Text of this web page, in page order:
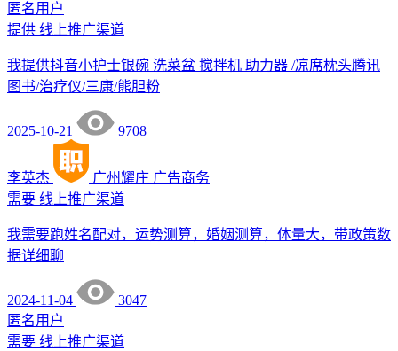
匿名用户
提供 线上推广渠道
我提供抖音小护士银碗 洗菜盆 搅拌机 助力器 /凉席枕头腾讯
图书/治疗仪/三康/熊胆粉
2025-10-21 9708
李英杰 广州耀庄 广告商务
需要 线上推广渠道
我需要跑姓名配对，运势测算，婚姻测算，体量大，带政策数
据详细聊
2024-11-04
3047
匿名用户
需要 线上推广渠道